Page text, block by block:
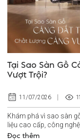
Tại Sao Sàn Gỗ
Vượt Trội?
11/07/2026
Khám phá vì sao sàn
liệu cao cấp, công
Đọc thêm